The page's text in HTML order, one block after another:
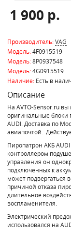
1 900 р.
Производитель:VAG
Модель:4F0915519
Модель:8P0937548
Модель:4G0915519
Наличие: Есть в
Описание
На AVTO-Sensor.ru
оригинальные блоки
AUDI. Доставка по
авиапочтой.
Пиропатрон АКБ
контроллером
управления он
подключенных к
может
причиной отказа
длительное
воспламенителя.
Электрический
использовался на